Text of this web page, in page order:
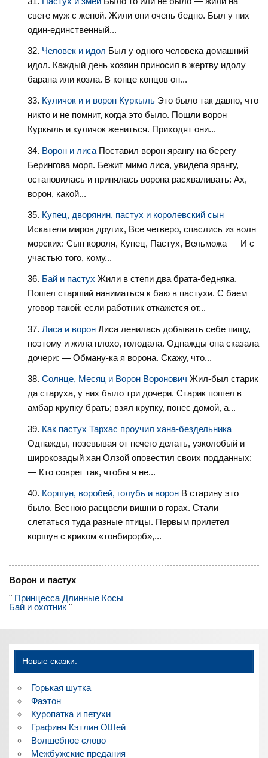
свете муж с женой. Жили они очень бедно. Был у них
один-единственный...
Человек и идол Был у одного человека домашний
идол. Каждый день хозяин приносил в жертву идолу
барана или козла. В конце концов он...
Куличок и и ворон Куркыль Это было так давно, что
никто и не помнит, когда это было. Пошли ворон
Куркыль и куличок жениться. Приходят они...
Ворон и лиса Поставил ворон ярангу на берегу
Берингова моря. Бежит мимо лиса, увидела ярангу,
остановилась и принялась ворона расхваливать: Ах,
ворон, какой...
Купец, дворянин, пастух и королевский сын
Искатели миров других, Все четверо, спаслись из волн
морских: Сын короля, Купец, Пастух, Вельможа — И с
участью того, кому...
Бай и пастух Жили в степи два брата-бедняка.
Пошел старший наниматься к баю в пастухи. С баем
уговор такой: если работник откажется от...
Лиса и ворон Лиса ленилась добывать себе пищу,
поэтому и жила плохо, голодала. Однажды она сказала
дочери: — Обману-ка я ворона. Скажу, что...
Солнце, Месяц и Ворон Воронович Жил-был старик
да старуха, у них было три дочери. Старик пошел в
амбар крупку брать; взял крупку, понес домой, а...
Как пастух Тархас проучил хана-бездельника
Однажды, позевывая от нечего делать, узколобый и
широкозадый хан Олзой оповестил своих подданных:
— Кто соврет так, чтобы я не...
Коршун, воробей, голубь и ворон В старину это
было. Весною расцвели вишни в горах. Стали
слетаться туда разные птицы. Первым прилетел
коршун с криком «тонбирорб»,...
Ворон и пастух
" Принцесса Длинные Косы
Бай и охотник "
Новые сказки:
Горькая шутка
Фаэтон
Куропатка и петухи
Графиня Кэтлин ОШей
Волшебное слово
Межбужские предания